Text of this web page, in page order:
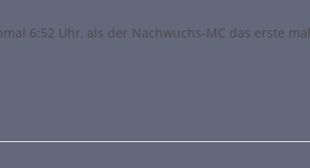
6:52 Uhr, als der Nachwuchs-MC das erste mal